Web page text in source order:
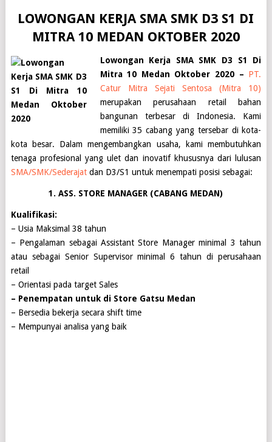
LOWONGAN KERJA SMA SMK D3 S1 DI
MITRA 10 MEDAN OKTOBER 2020
Lowongan Kerja SMA SMK D3 S1 Di
Mitra 10 Medan Oktober 2020 – PT.
Catur Mitra Sejati Sentosa (Mitra 10)
merupakan perusahaan retail bahan
bangunan terbesar di Indonesia. Kami
memiliki 35 cabang yang tersebar di kota-
kota besar. Dalam mengembangkan usaha, kami membutuhkan
tenaga profesional yang ulet dan inovatif khususnya dari lulusan
SMA/SMK/Sederajatdan D3/S1 untuk menempati posisi sebagai:
1. ASS. STORE MANAGER (CABANG MEDAN)
Kualifikasi:
– Usia Maksimal 38 tahun
– Pengalaman sebagai Assistant Store Manager minimal 3 tahun
atau sebagai Senior Supervisor minimal 6 tahun di perusahaan
retail
– Orientasi pada target Sales
– Penempatan untuk di Store Gatsu Medan
– Bersedia bekerja secara shift time
– Mempunyai analisa yang baik